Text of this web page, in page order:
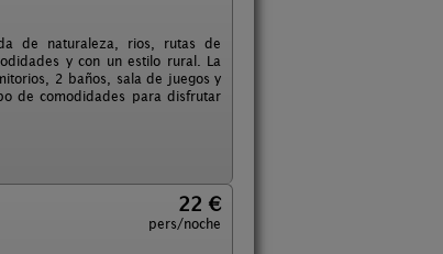
de naturaleza, rios, rutas de
y con un estilo rural. La
2 baños, sala de juegos y
de comodidades para disfrutar
22 €
pers/noche